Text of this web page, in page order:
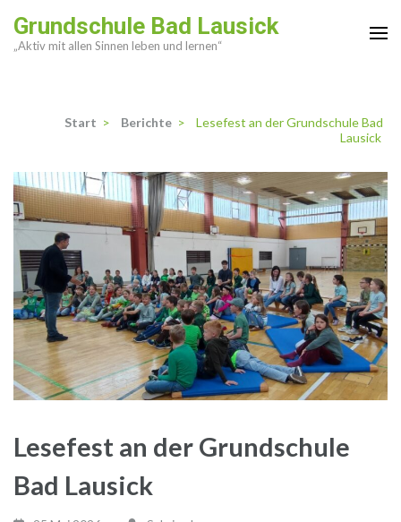
Inhalt
Grundschule Bad Lausick
„Aktiv mit allen Sinnen leben und lernen“
Start > Berichte >
Lesefest an der Grundschule Bad
Lausick
Lesefest an der Grundschule
Bad Lausick